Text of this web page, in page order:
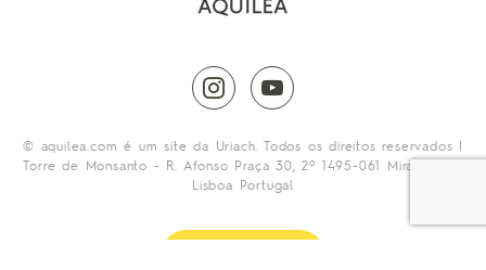
instagramyoutube
© aquilea.com é um site da Uriach. Todos os direitos reservados |
Torre de Monsanto - R. Afonso Praça 30, 2º 1495-061 Miraflores -
Lisboa Portugal